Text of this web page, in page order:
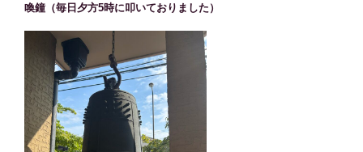
喚鐘（毎日夕方5時に叩いておりました）